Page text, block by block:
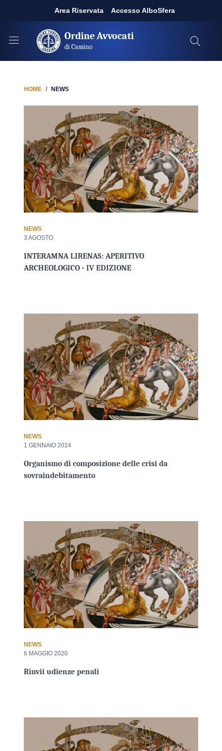
Area Riservata Accesso AlboSfera
Ordine Avvocati
di Cassino
HOME NEWS
NEWS
3 AGOSTO
INTERAMNA LIRENAS: APERITIVO
ARCHEOLOGICO - IV EDIZIONE
NEWS
1 GENNAIO 2024
Organismo di composizione delle crisi da
sovraindebitamento
NEWS
6 MAGGIO 2020
Rinvii udienze penali